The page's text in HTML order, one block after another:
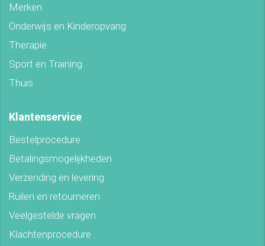
Merken
Onderwijs en Kinderopvang
Therapie
Sport en Training
Thuis
Klantenservice
Bestelprocedure
Betalingsmogelijkheden
Verzending en levering
Ruilen en retourneren
Veelgestelde vragen
Klachtenprocedure